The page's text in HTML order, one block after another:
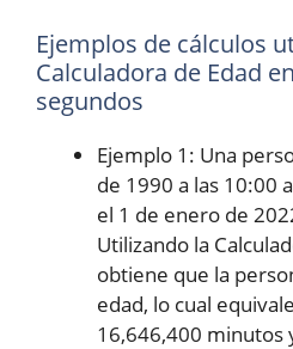
Ejemplos de cálculos
Calculadora de Edad
segundos
Ejemplo 1: Una
de 1990 a las 10:00
el 1 de enero de
Utilizando la
obtiene que la
edad, lo cual
16,646,400 minutos